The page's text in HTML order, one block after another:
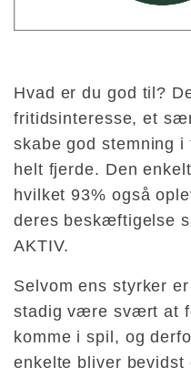
Hvad er du god til?
fritidsinteresse, et
skabe god stemning
helt fjerde. Den
hvilket 93% også
deres beskæftigelse
AKTIV.
Selvom ens styrker
stadig være svært at
komme i spil, og
enkelte bliver bevidst